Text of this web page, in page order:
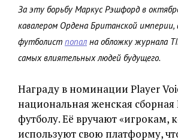
За эту борьбу Маркус Рэшфорд в
кавалером Ордена Британской империи,
футболист попал на обложку журнала
самых влиятельных людей будущего.
Награду в номинации Player
национальная женская
футболу. Её вручают «игрокам,
используют свою платформу,